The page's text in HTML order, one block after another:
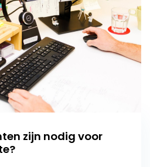
zijn nodig voor